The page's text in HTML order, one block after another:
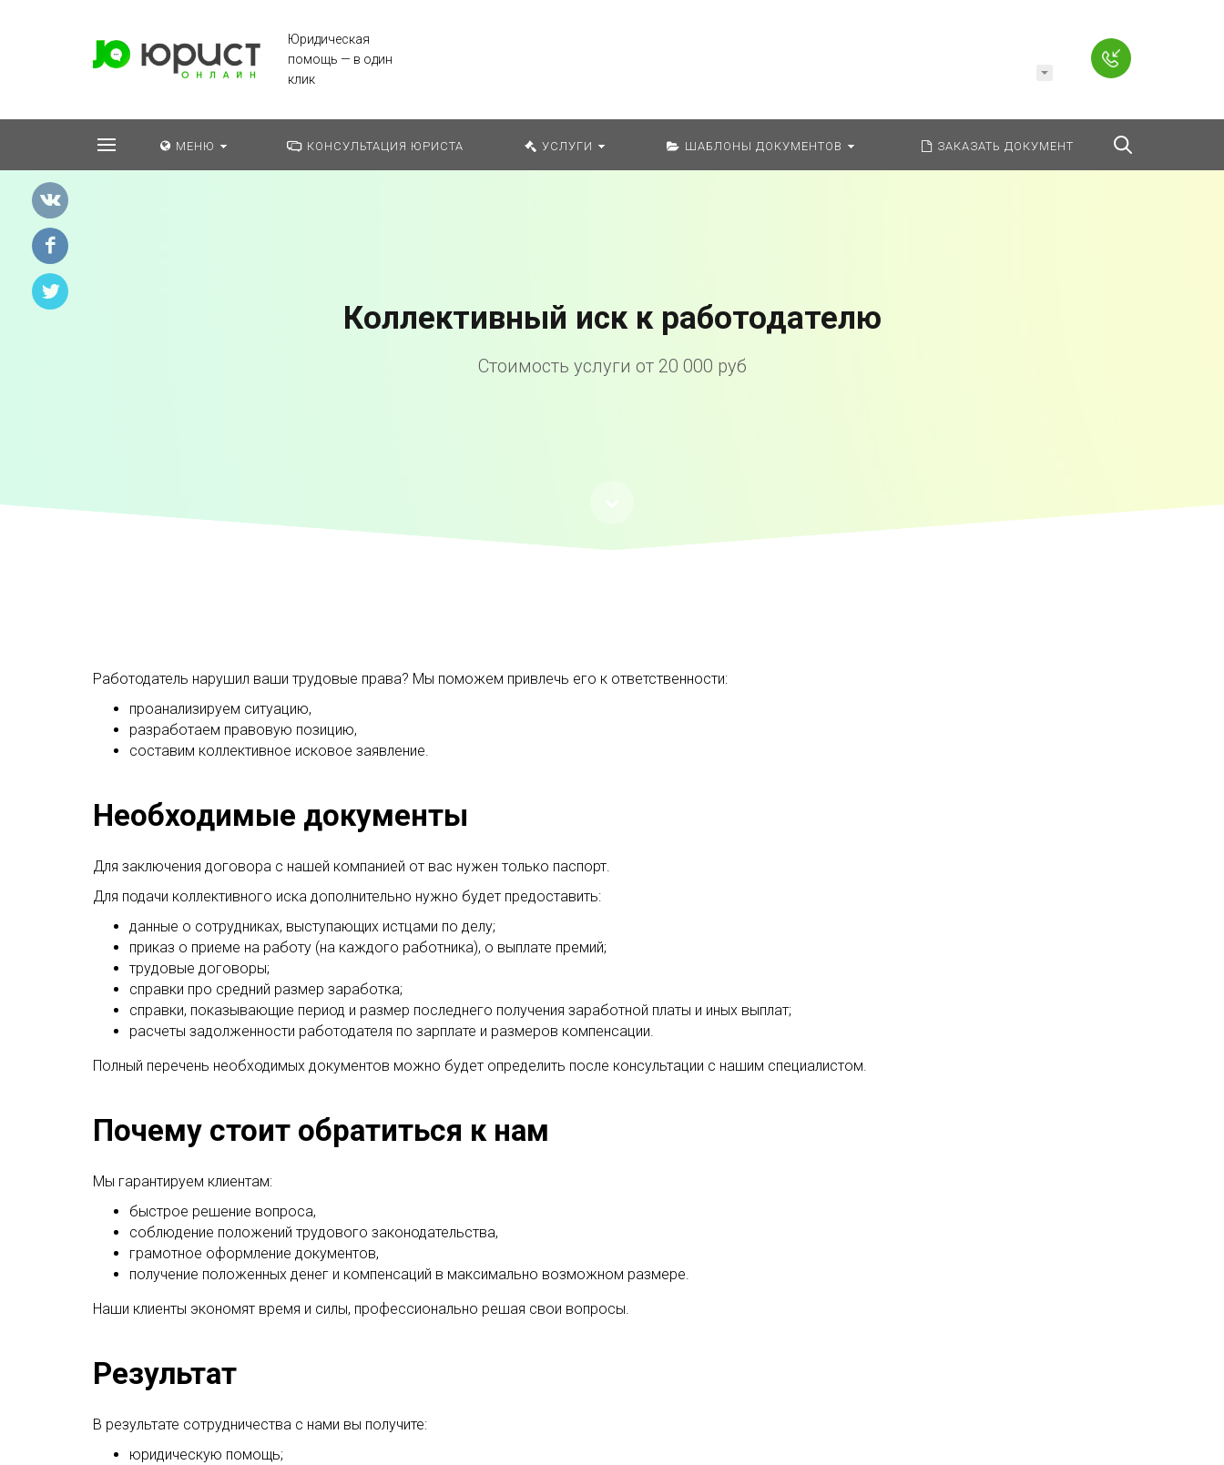
Юридическая
помощь — в один
клик
МЕНЮ КОНСУЛЬТАЦИЯ ЮРИСТА УСЛУГИ ШАБЛОНЫ ДОКУМЕНТОВ ЗАКАЗАТЬ ДОКУМЕНТ
Коллективный иск к работодателю
Стоимость услуги от 20 000 руб
Работодатель нарушил ваши трудовые права? Мы поможем привлечь его к ответственности:
проанализируем ситуацию,
разработаем правовую позицию,
составим коллективное исковое заявление.
Необходимые документы
Для заключения договора с нашей компанией от вас нужен только паспорт.
Для подачи коллективного иска дополнительно нужно будет предоставить:
данные о сотрудниках, выступающих истцами по делу;
приказ о приеме на работу (на каждого работника), о выплате премий;
трудовые договоры;
справки про средний размер заработка;
справки, показывающие период и размер последнего получения заработной платы и иных выплат;
расчеты задолженности работодателя по зарплате и размеров компенсации.
Полный перечень необходимых документов можно будет определить после консультации с нашим специалистом.
Почему стоит обратиться к нам
Мы гарантируем клиентам:
быстрое решение вопроса,
соблюдение положений трудового законодательства,
грамотное оформление документов,
получение положенных денег и компенсаций в максимально возможном размере.
Наши клиенты экономят время и силы, профессионально решая свои вопросы.
Результат
В результате сотрудничества с нами вы получите:
юридическую помощь;